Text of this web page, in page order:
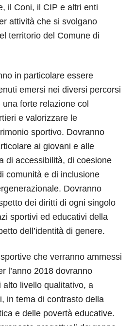
il Coni, il CIP e altri enti
attività che si svolgano
territorio del Comune di
in particolare essere
emersi nei diversi percorsi
forte relazione col
e valorizzare le
sportivo. Dovranno
ai giovani e alle
di accessibilità, di coesione
comunità e di inclusione
Dovranno
dei diritti di ogni singolo
sportivi ed educativi della
dell’identità di genere.
che verranno ammessi
l’anno 2018 dovranno
alto livello qualitativo, a
in tema di contrasto della
e delle povertà educative.